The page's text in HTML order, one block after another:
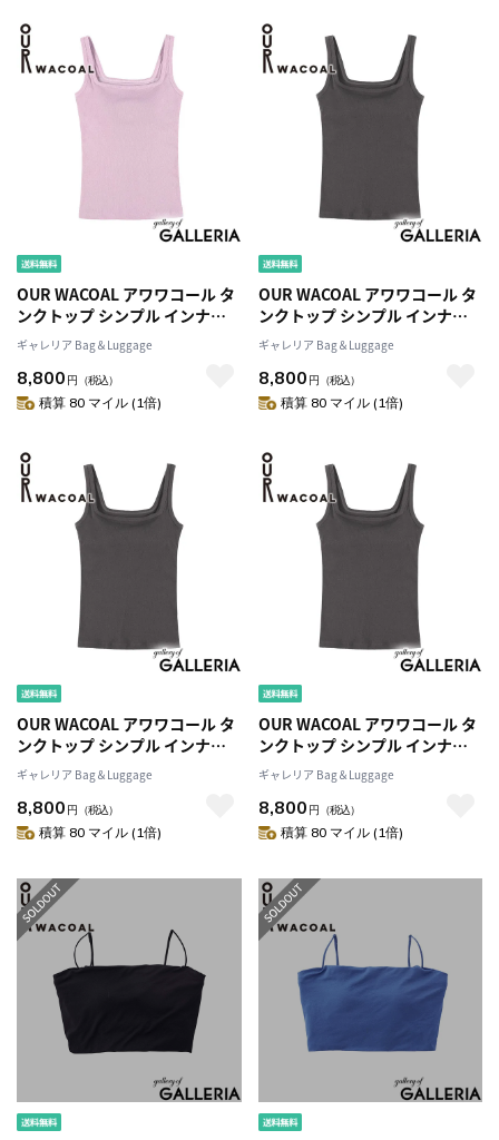
OUR WACOAL アワワコール タ
ンクトップ シンプル インナー
ウェア Sサイズ Mサイズ M＋サ
イズ Lサイズ L＋サイズ カップ
インウェア トップス カップ付
きタンクトップ ブラトップ コ
ギャレリア Bag＆Luggage
8,800 円 （税込）
積算 80 マイル (1倍)
OUR WACOAL アワワコール タ
ンクトップ シンプル インナー
ウェア Sサイズ Mサイズ M＋サ
イズ Lサイズ L＋サイズ カップ
インウェア トップス カップ付
きタンクトップ ブラトップ コ
ギャレリア Bag＆Luggage
8,800 円 （税込）
積算 80 マイル (1倍)
OUR WACOAL アワワコール タ
ンクトップ シンプル インナー
ウェア Sサイズ Mサイズ M＋サ
イズ Lサイズ L＋サイズ カップ
インウェア トップス カップ付
きタンクトップ ブラトップ コ
ギャレリア Bag＆Luggage
8,800 円 （税込）
積算 80 マイル (1倍)
OUR WACOAL アワワコール タ
ンクトップ シンプル インナー
ウェア Sサイズ Mサイズ M＋サ
イズ Lサイズ L＋サイズ カップ
インウェア トップス カップ付
きタンクトップ ブラトップ コ
ギャレリア Bag＆Luggage
8,800 円 （税込）
積算 80 マイル (1倍)